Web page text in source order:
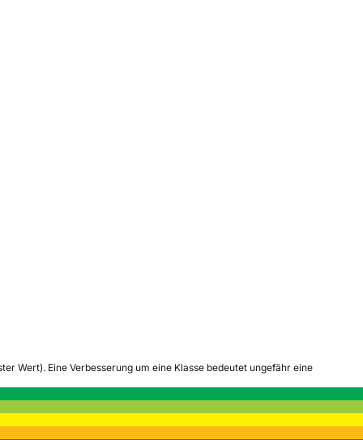
Wert). Eine Verbesserung um eine Klasse bedeutet ungefähr eine